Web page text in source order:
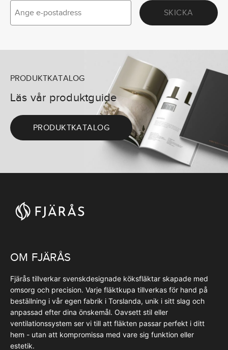
SKICKA
PRODUKTKATALOG
Läs vår produktguide
PRODUKTKATALOG
OM FJÄRÅS
Fjärås tillverkar svenskdesignade köksfläktar skapade med
omsorg och precision. Varje fläktkupa tillverkas för hand på
beställning i vår egen fabrik i Torslanda, unik i sitt slag och
anpassad efter dina önskemål. Oavsett stil eller
ventilationssystem ser vi till att fläkten passar perfekt i ditt
hem - utan att kompromissa med vare sig funktion eller
estetik.